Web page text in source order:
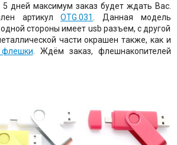
дней максимум заказ будет ждать Вас.
артикулOTG.031
. Данная модель
стороны имеет usb разъем, с другой
части окрашен также, как и
флешки . Ждём заказ, флешнакопителей